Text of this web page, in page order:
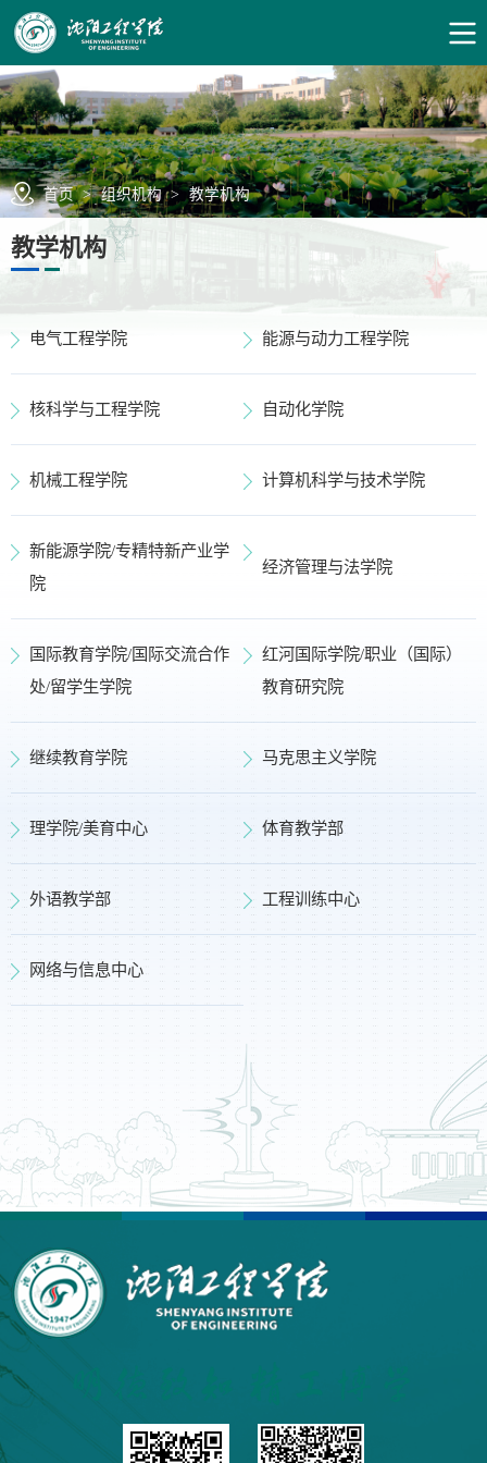
首页 > 组织机构 > 教学机构
教学机构
电气工程学院 能源与动力工程学院
核科学与工程学院 自动化学院
机械工程学院 计算机科学与技术学院
新能源学院/专精特新产业学
院
经济管理与法学院
国际教育学院/国际交流合作
处/留学生学院
红河国际学院/职业（国际）
教育研究院
继续教育学院 马克思主义学院
理学院/美育中心 体育教学部
外语教学部 工程训练中心
网络与信息中心